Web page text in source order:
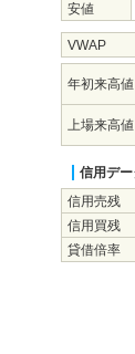
安値
VWAP
年初来高値
上場来高値
信用デー
信用売残
信用買残
貸借倍率